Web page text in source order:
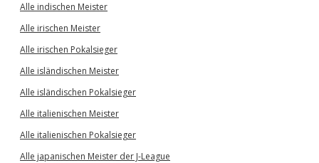
Alle indischen Meister
Alle irischen Meister
Alle irischen Pokalsieger
Alle isländischen Meister
Alle isländischen Pokalsieger
Alle italienischen Meister
Alle italienischen Pokalsieger
Alle japanischen Meister der J-League